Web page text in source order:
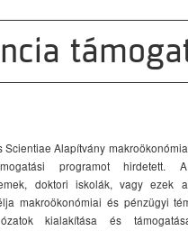
Scientiae Alapítvány
programot hirdetett.
doktori iskolák, vagy ezek
makroökonómiai és pénzügyi
kialakítása és